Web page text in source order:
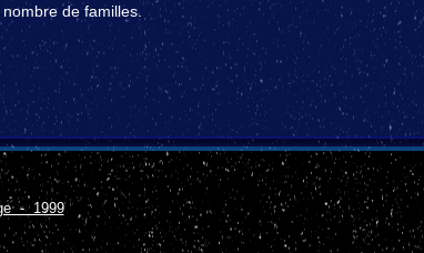
de familles.
- 1999